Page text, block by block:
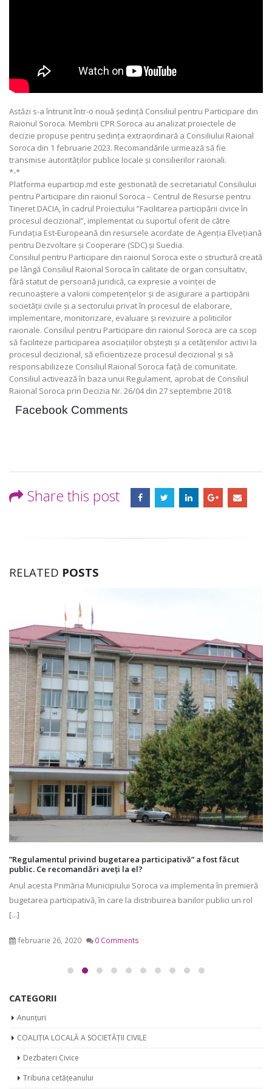
Astăzi s-a întrunit într-o nouă ședință Consiliul pentru Participare din
Raionul Soroca. Membrii CPR Soroca au analizat proiectele de
decizie propuse pentru ședința extraordinară a Consiliului Raional
Soroca din 1 februarie 2023. Recomandările urmează să fie
transmise autorităților publice locale și consilierilor raionali.
*-*
Platforma euparticip.md este gestionată de secretariatul Consiliului
pentru Participare din raionul Soroca – Centrul de Resurse pentru
Tineret DACIA, în cadrul Proiectului ”Facilitarea participării civice în
procesul decizional”, implementat cu suportul oferit de către
Fundația Est-Europeană din resursele acordate de Agenția Elvețiană
pentru Dezvoltare și Cooperare (SDC) și Suedia.
Consiliul pentru Participare din raionul Soroca este o structură creată
pe lângă Consiliul Raional Soroca în calitate de organ consultativ,
fără statut de persoană juridică, ca expresie a voinței de
recunoaștere a valorii competențelor și de asigurare a participării
societății civile și a sectorului privat în procesul de elaborare,
implementare, monitorizare, evaluare și revizuire a politicilor
raionale. Consiliul pentru Participare din raionul Soroca are ca scop
să faciliteze participarea asociațiilor obștești și a cetățenilor activi la
procesul decizional, să eficientizeze procesul decizional și să
responsabilizeze Consiliul Raional Soroca față de comunitate.
Consiliul activează în baza unui Regulament, aprobat de Consiliul
Raional Soroca prin Decizia Nr. 26/04 din 27 septembrie 2018.
Facebook Comments
Share this post
RELATED POSTS
”Regulamentul privind bugetarea participativă” a fost făcut
public. Ce recomandări aveți la el?
Anul acesta Primăria Municipiului Soroca va implementa în premieră
bugetarea participativă, în care la distribuirea banilor publici un rol
[...]
februarie 26, 2020 0 Comments
CATEGORII
Anunțuri
COALIȚIA LOCALĂ A SOCIETĂȚII CIVILE
Dezbateri Civice
Tribuna cetățeanului